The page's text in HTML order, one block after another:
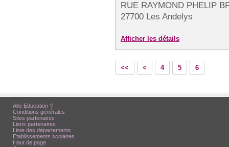
RUE RAYMOND PHELIP
27700 Les Andelys
Afficher les détails
<< < 4 5 6
Allo-Education ?
Conditions générales
Sites partenaires
Liens partenaires
Liste des départements
Etablissements scolaires
Haut de page